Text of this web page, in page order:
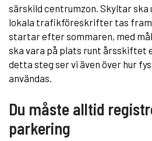
särskild centrumzon. Skyltar ska
lokala trafikföreskrifter tas
startar efter sommaren, med
ska vara på plats runt årsskiftet
detta steg ser vi även över hur
användas.
Du måste alltid
parkering